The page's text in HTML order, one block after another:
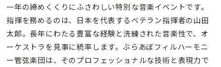
一年の締めくくりにふさわしい特別な音楽イベントです。
指揮を務めるのは、日本を代表するベテラン指揮者の山田
太郎。長年にわたる豊富な経験と洗練された音楽性で、オ
ーケストラを見事に統率します。ぶらあぼフィルハーモニ
ー管弦楽団は、そのプロフェッショナルな技術と表現力で